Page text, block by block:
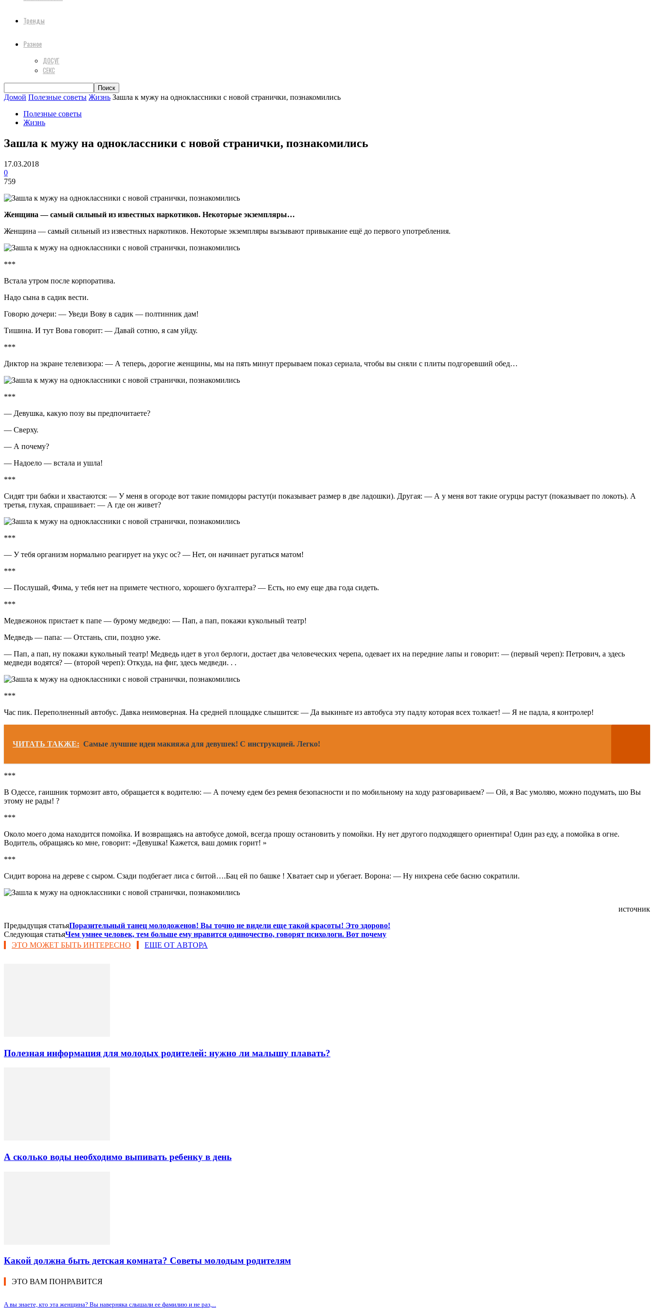
Тренды
Разное
ДОСУГ
СЕКС
Домой Полезные советы Жизнь Зашла к мужу на одноклассники с новой странички, познакомились
Полезные советы
Жизнь
Зашла к мужу на одноклассники с новой странички, познакомились
17.03.2018
0
759
Женщина — самый сильный из известных наркотиков. Некоторые экземпляры…
Женщина — самый сильный из известных наркотиков. Некоторые экземпляры вызывают привыкание ещё до первого употребления.
***
Встала утром после корпоратива.
Надо сына в садик вести.
Говорю дочери: — Уведи Вову в садик — полтинник дам!
Тишина. И тут Вова говорит: — Давай сотню, я сам уйду.
***
Диктор на экране телевизора: — А теперь, дорогие женщины, мы на пять минут прерываем показ сериала, чтобы вы сняли с плиты подгоревший обед…
***
— Девушка, какую позу вы предпочитаете?
— Сверху.
— А почему?
— Надоело — встала и ушла!
***
Сидят три бабки и хвастаются: — У меня в огороде вот такие помидоры растут(и показывает размер в две ладошки). Другая: — А у меня вот такие огурцы растут (показывает по локоть). А
третья, глухая, спрашивает: — А где он живет?
***
— У тебя организм нормально реагирует на укус ос? — Нет, он начинает ругаться матом!
***
— Послушай, Фима, у тебя нет на примете честного, хорошего бухгалтера? — Есть, но ему еще два года сидеть.
***
Медвежонок пристает к папе — бурому медведю: — Пап, а пап, покажи кукольный театр!
Медведь — папа: — Отстань, спи, поздно уже.
— Пап, а пап, ну покажи кукольный театр! Медведь идет в угол берлоги, достает два человеческих черепа, одевает их на передние лапы и говорит: — (первый череп): Петрович, а здесь
медведи водятся? — (второй череп): Откуда, на фиг, здесь медведи. . .
***
Час пик. Переполненный автобус. Давка неимоверная. На средней площадке слышится: — Да выкиньте из автобуса эту падлу которая всех толкает! — Я не падла, я контролер!
ЧИТАТЬ ТАКЖЕ: Самые лучшие идеи макияжа для девушек! С инструкцией. Легко!
***
В Одессе, гаишник тормозит авто, обращается к водителю: — А почему едем без ремня безопасности и по мобильному на ходу разговариваем? — Ой, я Вас умоляю, можно подумать, шо Вы
этому не рады! ?
***
Около моего дома находится помойка. И возвращаясь на автобусе домой, всегда прошу остановить у помойки. Ну нет другого подходящего ориентира! Один раз еду, а помойка в огне.
Водитель, обращаясь ко мне, говорит: «Девушка! Кажется, ваш домик горит! »
***
Сидит ворона на дереве с сыром. Сзади подбегает лиса с битой….Бац ей по башке ! Хватает сыр и убегает. Ворона: — Ну нихрена себе басню сократили.
источник
Предыдущая статьяПоразительный танец молодоженов! Вы точно не видели еще такой красоты! Это здорово!
Следующая статьяЧем умнее человек, тем больше ему нравится одиночество, говорят психологи. Вот почему
ЭТО МОЖЕТ БЫТЬ ИНТЕРЕСНО
ЕЩЕ ОТ АВТОРА
Полезная информация для молодых родителей: нужно ли малышу плавать?
А сколько воды необходимо выпивать ребенку в день
Какой должна быть детская комната? Советы молодым родителям
ЭТО ВАМ ПОНРАВИТСЯ
А вы знаете, кто эта женщина? Вы наверняка слышали ее фамилию и не раз,...